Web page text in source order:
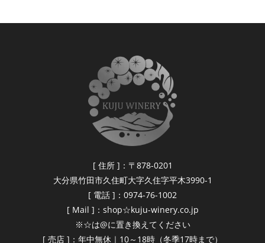
[ 住所 ]：〒878-0201
大分県竹田市久住町大字久住字平木3990-1
[ 電話 ]：0974-76-1002
[ Mail ]：shop☆kuju-winery.co.jp
※☆は@に置き換えてください
[ 売店 ]：年中無休｜10～18時（冬季17時まで）